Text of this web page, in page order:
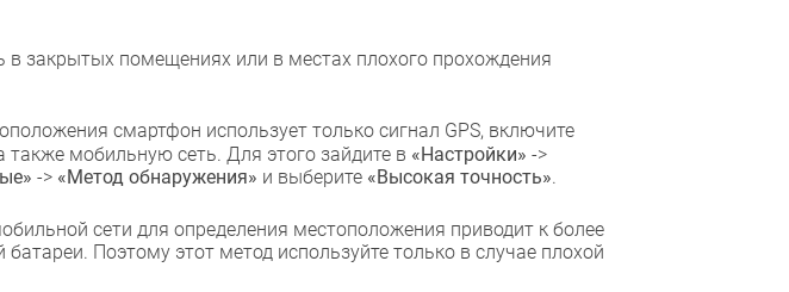
в закрытых помещениях или в местах плохого прохождения
смартфон использует только сигнал GPS, включите
также мобильную сеть. Для этого зайдите в «Настройки» ->
-> «Метод обнаружения» и выберите «Высокая точность».
сети для определения местоположения приводит к более
Поэтому этот метод используйте только в случае плохой